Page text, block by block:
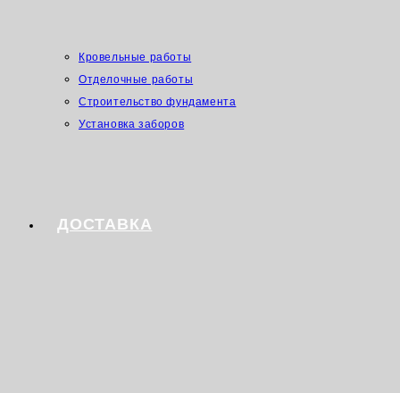
Кровельные работы
Отделочные работы
Строительство фундамента
Установка заборов
ДОСТАВКА